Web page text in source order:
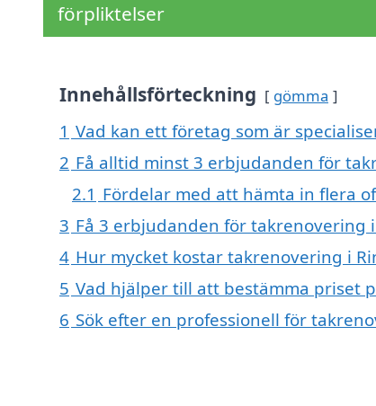
förpliktelser
Innehållsförteckning gömma
1 Vad kan ett företag som är
2 Få alltid minst 3 erbjudanden för
2.1 Fördelar med att hämta in flera
3 Få 3 erbjudanden för takrenovering
4 Hur mycket kostar takrenovering i
5 Vad hjälper till att bestämma priset
6 Sök efter en professionell för